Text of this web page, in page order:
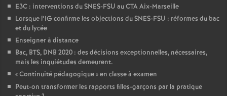
E3C : interventions du SNES-FSU au CTA Aix-Marseille
Lorsque l’IG confirme les objections du SNES-FSU : réformes du bac
et du lycée
Enseigner à distance
Bac, BTS, DNB 2020 : des décisions exceptionnelles, nécessaires,
mais les inquiétudes demeurent.
«Continuité pédagogique» en classe à examen
Peut-on transformer les rapports filles-garçons par la pratique